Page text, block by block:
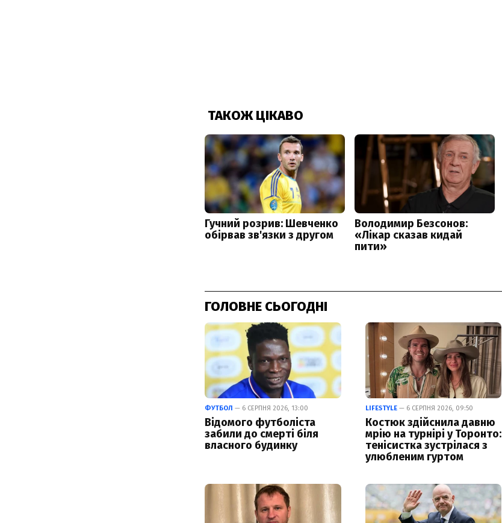
ГОЛОВНЕ СЬОГОДНІ
ФУТБОЛ — 6 СЕРПНЯ 2026, 13:00
Відомого футболіста
забили до смерті біля
власного будинку
LIFESTYLE— 6 СЕРПНЯ 2026, 09:50
Костюк здійснила давню
мрію на турнірі у Торонто:
тенісистка зустрілася з
улюбленим гуртом